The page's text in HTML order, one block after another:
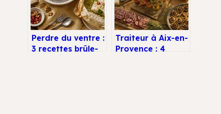
Perdre du ventre :
3 recettes brûle-
Traiteur à Aix-en-
Provence : 4